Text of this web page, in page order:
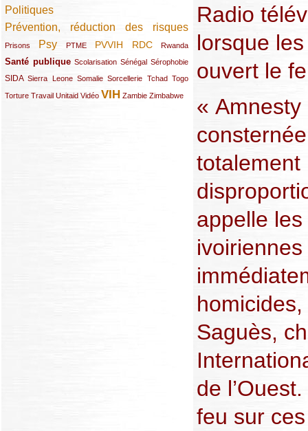
Politiques
(120/289)
Prévention, réduction des risques
(131/289)
Prisons
(22/289) Psy
(119/289) PTME
(12/289) PVVIH
(111/289) RDC
(104/289) Rwanda
(23/289)
Santé publique
(59/289) Scolarisation
(9/289) Sénégal
(13/289) Sérophobie
(19/289)
SIDA
(29/289)Sierra Leone
(13/289) Somalie
(12/289) Sorcellerie
(19/289) Tchad
(10/289) Togo
(15/289)
Torture
(17/289)Travail
(21/289) Unitaid
(26/289) Vidéo
(23/289) VIH
(154/289) Zambie
(12/289) Zimbabwe
(21/289)
Radio
lorsque
ouvert le
«
totalement
appelle
Saguès,
de
feu sur